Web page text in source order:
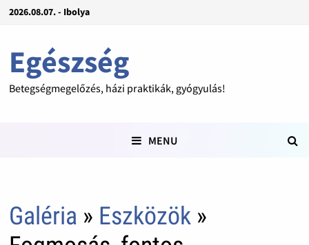
2026.08.07. - Ibolya
Egészség
Betegségmegelőzés, házi praktikák, gyógyulás!
MENU
Galéria » Eszközök»